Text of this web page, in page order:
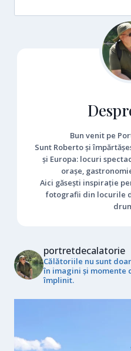
Bun venit pe
Sunt Roberto și
și Europa: locuri
orașe,
Aici găsești inspirație
fotografii din locurile
portretdecalatorie
Călătoriile nu sunt
în imagini și momente
împlinit.